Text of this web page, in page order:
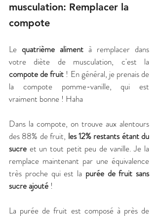
musculation: Remplacer la
compote
Le quatrième aliment à remplacer dans
compote de fruit ! En général, je prenais de
la compote pomme-vanille, qui est
vraiment bonne ! Haha
Dans la compote, on trouve aux alentours
des 88% de fruit, les 12% restants étant du
sucre et un tout petit peu de vanille. Je la
remplace maintenant par une équivalence
très proche qui est la purée de fruit sans
sucre ajouté !